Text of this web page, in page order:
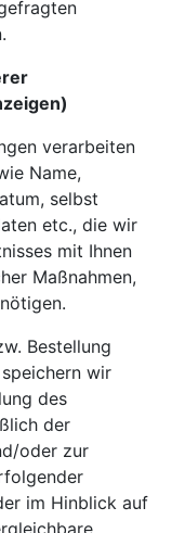
verarbeiten
Name,
selbst
etc., die wir
mit Ihnen
Maßnahmen,
Bestellung
wir
des
der
oder zur
im Hinblick auf